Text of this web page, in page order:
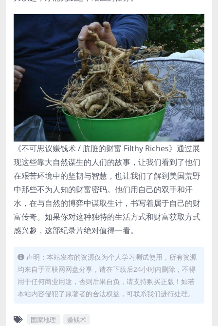
《不可思议赚钱术 / 肮脏的财富 Filthy Riches》通过展
现这些靠大自然谋生的人们的故事，让我们看到了他们
在艰苦环境中的坚韧与智慧，也让我们了解到美国荒野
中那些不为人知的财富密码。他们用自己的双手和汗
水，在与自然的博弈中谋取生计，书写着属于自己的财
富传奇。如果你对这种独特的生活方式和财富获取方式
感兴趣，这部纪录片绝对值得一看。
声明：本站发布的资源仅为个人学习测试使用，所有资源
均来自于互联网网盘分享，请在下载后24小时内删除，不得
用于任何商业用途，否则后果自负，请支持购买正版！如若
本站内容侵犯了原著者的合法权益，可联系我们进行处理。
国家地理 赚钱术